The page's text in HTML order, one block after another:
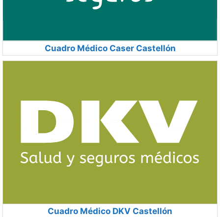
Cuadro Médico Caser Castellón
Cuadro Médico DKV Castellón